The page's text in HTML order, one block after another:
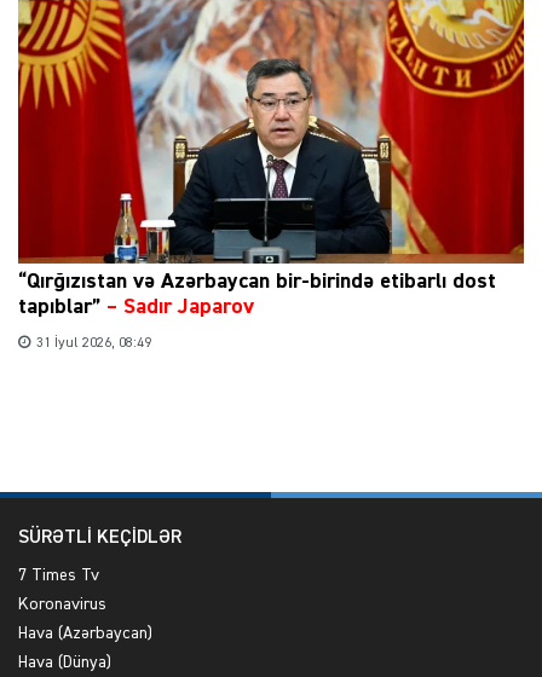
“Qırğızıstan və Azərbaycan bir-birində etibarlı dost
tapıblar” – Sadır Japarov
31 İyul 2026, 08:49
SÜRƏTLİ KEÇİDLƏR
7 Times Tv
Koronavirus
Hava (Azərbaycan)
Hava (Dünya)